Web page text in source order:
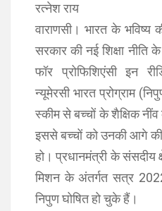
रत्नेश राय
वाराणसी। भारत के
सरकार की नई शिक्षा नीति
फॉर प्रोफिशिएंसी इन
न्यूमेरसी भारत प्रोग्राम
स्कीम से बच्चों के शैक्षिक
इससे बच्चों को उनकी आगे
हो। प्रधानमंत्री के संसदीय
मिशन के अंतर्गत सत्र
निपुण घोषित हो चुके हैं।